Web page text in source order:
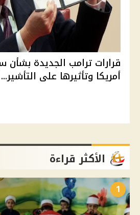
قرارات ترامب الجديدة بشأن
أمريكا وتأثيرها على التأشير...
الأكثر قراءة
1